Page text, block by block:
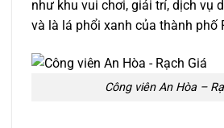
như khu vui chơi, giải trí, dịch vụ
và là lá phổi xanh của thành phố
Công viên An Hòa –